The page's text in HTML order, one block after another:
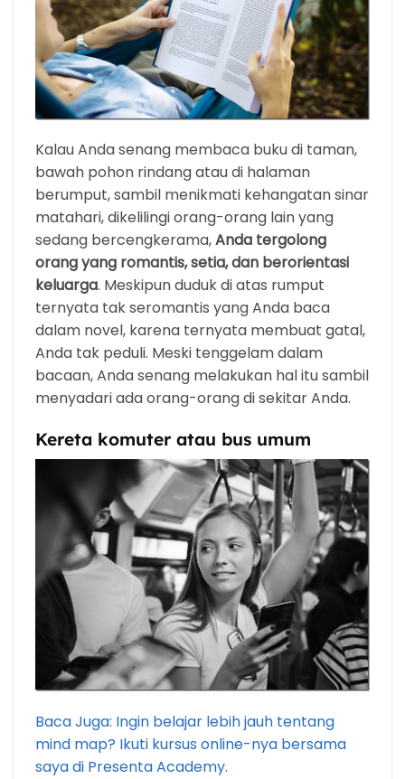
Kalau Anda senang membaca buku di taman,
bawah pohon rindang atau di halaman
berumput, sambil menikmati kehangatan sinar
matahari, dikelilingi orang-orang lain yang
sedang bercengkerama,Anda tergolong
orang yang romantis, setia, dan berorientasi
keluarga. Meskipun duduk di atas rumput
ternyata tak seromantis yang Anda baca
dalam novel, karena ternyata membuat gatal,
Anda tak peduli. Meski tenggelam dalam
bacaan, Anda senang melakukan hal itu sambil
menyadari ada orang-orang di sekitar Anda.
Kereta komuter atau bus umum
Baca Juga: Ingin belajar lebih jauh tentang
mind map? Ikuti kursus online-nya bersama
saya di Presenta Academy.